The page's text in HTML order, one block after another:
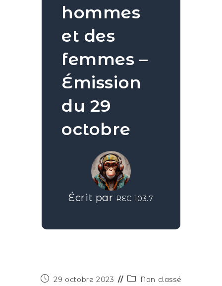
hommes
et des
femmes –
Émission
du 29
octobre
Écrit par REC 103.7
29 octobre 2023 Non classé